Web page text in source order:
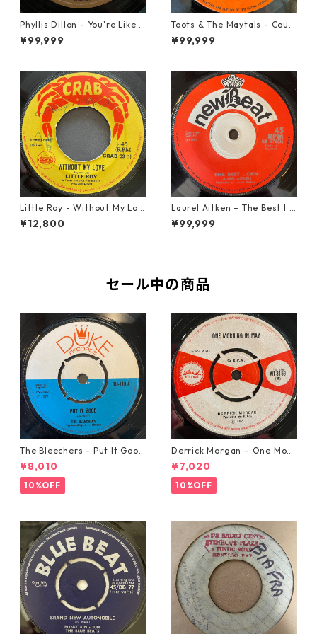
Phyllis Dillon - You're Like H
eaven To Me【7-21913】
¥99,999
Toots & The Maytals - Coun
try Road【7-21951】
¥99,999
Little Roy - Without My Lov
e【7-21990】
¥12,800
Laurel Aitken ‎– The Best I C
an【7-22012】
¥99,999
セール中の商品
The Bleechers - Put It Good
【7-21637】
¥8,010
10%OFF
Derrick Morgan – One Morn
ing In May【7-21653】
¥7,020
10%OFF